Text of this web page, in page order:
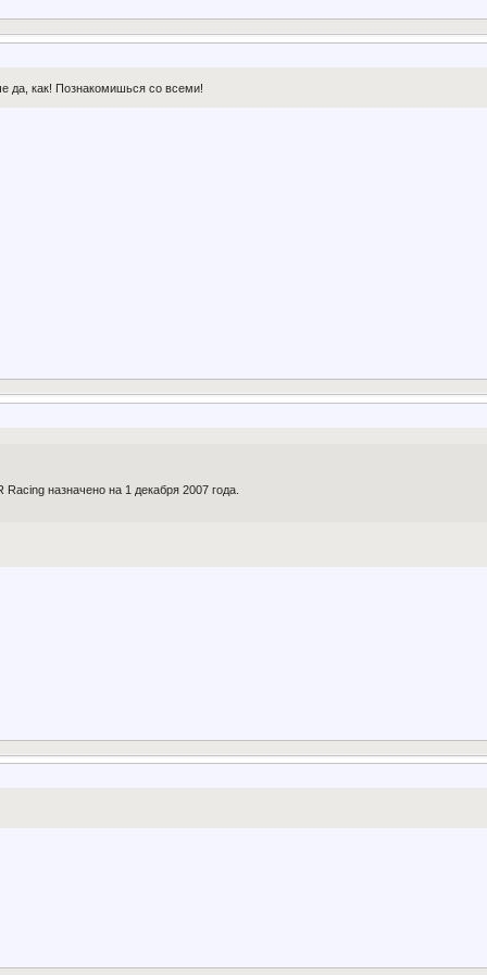
да, как! Познакомишься со всеми!
назначено на 1 декабря 2007 года.